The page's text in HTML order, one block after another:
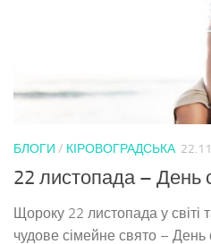
БЛОГИ / КІРОВОГРАДСЬКА
22 листопада – День
Щороку 22 листопада у світі
чудове сімейне свято – День